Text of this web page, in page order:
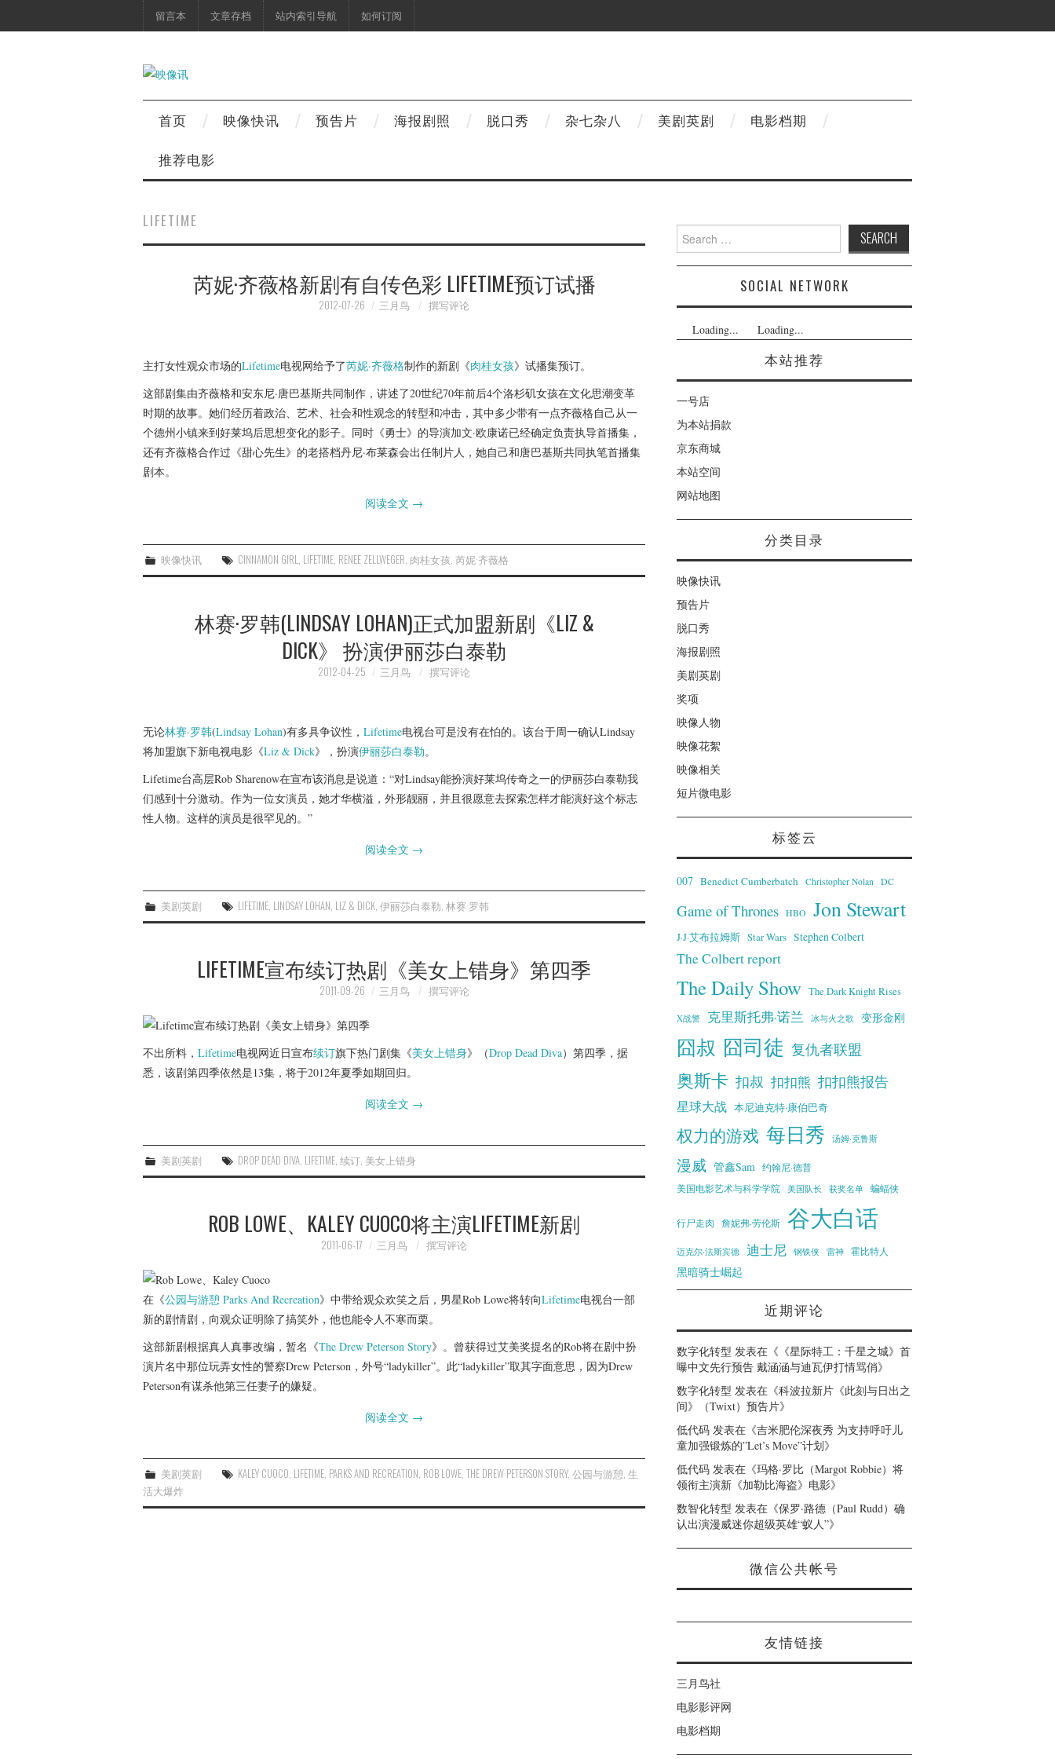
留言本 文章存档 站内索引导航 如何订阅
首页 映像快讯 预告片 海报剧照 脱口秀 杂七杂八 美剧英剧
电影档期
推荐电影
LIFETIME
芮妮·齐薇格新剧有自传色彩 LIFETIME预订试播
2012-07-26 三月鸟 撰写评论
主打女性观众市场的Lifetime电视网给予了芮妮·齐薇格制作的新剧《肉桂女孩》试播集预订。
这部剧集由齐薇格和安东尼·唐巴基斯共同制作，讲述了20世纪70年前后4个洛杉矶女孩在文化思潮变革
时期的故事。她们经历着政治、艺术、社会和性观念的转型和冲击，其中多少带有一点齐薇格自己从一
个德州小镇来到好莱坞后思想变化的影子。同时《勇士》的导演加文·欧康诺已经确定负责执导首播集，
还有齐薇格合作过《甜心先生》的老搭档丹尼·布莱森会出任制片人，她自己和唐巴基斯共同执笔首播集
剧本。
阅读全文 →
映像快讯 CINNAMON GIRL, LIFETIME, RENEE ZELLWEGER, 肉桂女孩,芮妮·齐薇格
林赛·罗韩(LINDSAY LOHAN)正式加盟新剧《LIZ &
DICK》 扮演伊丽莎白泰勒
2012-04-25 三月鸟 撰写评论
无论林赛·罗韩(Lindsay Lohan)有多具争议性， Lifetime电视台可是没有在怕的。该台于周一确认Lindsay
将加盟旗下新电视电影《Liz & Dick》，扮演伊丽莎白泰勒。
Lifetime台高层Rob Sharenow在宣布该消息是说道：“对Lindsay能扮演好莱坞传奇之一的伊丽莎白泰勒我
们感到十分激动。作为一位女演员，她才华横溢，外形靓丽，并且很愿意去探索怎样才能演好这个标志
性人物。这样的演员是很罕见的。”
阅读全文 →
美剧英剧 LIFETIME, LINDSAY LOHAN, LIZ & DICK,伊丽莎白泰勒,林赛·罗韩
LIFETIME宣布续订热剧《美女上错身》第四季
2011-09-26 三月鸟 撰写评论
不出所料， Lifetime电视网近日宣布续订旗下热门剧集《美女上错身》（Drop Dead Diva）第四季，据
悉，该剧第四季依然是13集，将于2012年夏季如期回归。
阅读全文 →
美剧英剧 DROP DEAD DIVA, LIFETIME,续订, 美女上错身
ROB LOWE、KALEY CUOCO将主演LIFETIME新剧
2011-06-17 三月鸟 撰写评论
在《公园与游憩 Parks And Recreation》中带给观众欢笑之后，男星Rob Lowe将转向Lifetime电视台一部
新的剧情剧，向观众证明除了搞笑外，他也能令人不寒而栗。
这部新剧根据真人真事改编，暂名《The Drew Peterson Story》。曾获得过艾美奖提名的Rob将在剧中扮
演片名中那位玩弄女性的警察Drew Peterson，外号“ladykiller”。此“ladykiller”取其字面意思，因为Drew
Peterson有谋杀他第三任妻子的嫌疑。
阅读全文 →
美剧英剧 KALEY CUOCO, LIFETIME, PARKS AND RECREATION, ROB LOWE,THE DREW PETERSON STORY,公园与游憩,生
活大爆炸
Search
for:
SOCIAL NETWORK
Loading... Loading...
本站推荐
一号店
为本站捐款
京东商城
本站空间
网站地图
分类目录
映像快讯
预告片
脱口秀
海报剧照
美剧英剧
奖项
映像人物
映像花絮
映像相关
短片微电影
标签云
007 Benedict Cumberbatch Christopher Nolan DC
Game of Thrones HBO Jon Stewart
J·J·艾布拉姆斯 Star Wars Stephen Colbert
The Colbert report
The Daily Show The Dark Knight Rises
X战警 克里斯托弗·诺兰 冰与火之歌 变形金刚
囧叔 囧司徒 复仇者联盟
奥斯卡 扣叔 扣扣熊 扣扣熊报告
星球大战 本尼迪克特·康伯巴奇
权力的游戏 每日秀 汤姆·克鲁斯
漫威 管鑫Sam 约翰尼·德普
美国电影艺术与科学学院 美国队长 获奖名单 蝙蝠侠
行尸走肉 詹妮弗·劳伦斯 谷大白话
迈克尔·法斯宾德 迪士尼 钢铁侠 雷神 霍比特人
黑暗骑士崛起
近期评论
数字化转型 发表在《 《星际特工：千星之城》首
曝中文先行预告 戴涵涵与迪瓦伊打情骂俏》
数字化转型 发表在《科波拉新片《此刻与日出之
间》（Twixt）预告片》
低代码 发表在《吉米肥伦深夜秀 为支持呼吁儿
童加强锻炼的”Let’s Move”计划》
低代码 发表在《玛格·罗比（Margot Robbie）将
领衔主演新《加勒比海盗》电影》
数智化转型 发表在《保罗·路德（Paul Rudd）确
认出演漫威迷你超级英雄“蚁人”》
微信公共帐号
友情链接
三月鸟社
电影影评网
电影档期